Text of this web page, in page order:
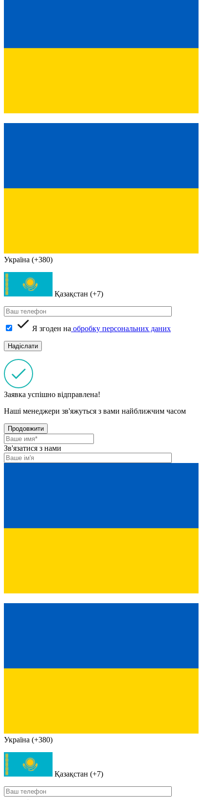
Україна (+380)
Қазақстан (+7)
Я згоден на обробку персональних даних
Заявка успішно відправлена!
Наші менеджери зв'яжуться з вами найближчим часом
Продовжити
Зв'язатися з нами
Україна (+380)
Қазақстан (+7)